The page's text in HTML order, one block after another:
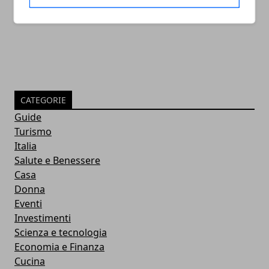
CATEGORIE
Guide
Turismo
Italia
Salute e Benessere
Casa
Donna
Eventi
Investimenti
Scienza e tecnologia
Economia e Finanza
Cucina